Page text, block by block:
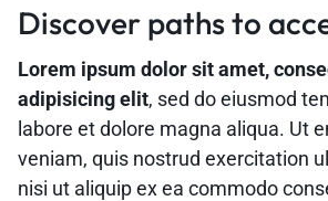
Discover paths to
Lorem ipsum dolor sit amet,
adipisicing elit, sed do eiusmod
labore et dolore magna aliqua. Ut
veniam, quis nostrud exercitation
nisi ut aliquip ex ea commodo